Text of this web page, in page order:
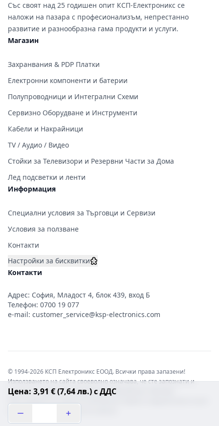
Цена: 3,91 € (7,64 лв.) с ДДС
Със своят над 25 годишен опит КСП-Електроникс се
наложи на пазара с професионализъм, непрестанно
развитие и разнообразна гама продукти и услуги.
Магазин
Захранвания & PDP Платки
Електронни компоненти и батерии
Полупроводници и Интегрални Схеми
Сервизно Оборудване и Инструменти
Кабели и Накрайници
TV / Аудио / Видео
Стойки за Телевизори и Резервни Части за Дома
Лед подсветки и ленти
Информация
Специални условия за Търговци и Сервизи
Условия за ползване
Контакти
Настройки за бисквитки
Контакти
Адрес: София, Младост 4, блок 439, вход Б
Телефон: 0700 19 077
e-mail: customer_service@ksp-electronics.com
© 1994-2026 КСП Електроникс ЕООД. Всички права запазени!
Използването на сайта своеволно означава, че сте запознати и
съгласни с правната информация обвързваща софтуера.
отговорност с цялата сила на закона!